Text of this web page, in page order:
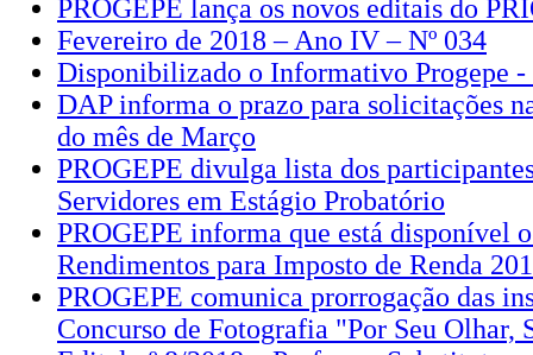
PROGEPE lança os novos editais do
Fevereiro de 2018 – Ano IV – Nº 034
Disponibilizado o Informativo Progepe -
DAP informa o prazo para solicitações
do mês de Março
PROGEPE divulga lista dos
Servidores em Estágio Probatório
PROGEPE informa que está disponível
Rendimentos para Imposto de Renda
PROGEPE comunica prorrogação das
Concurso de Fotografia "Por Seu Olhar,